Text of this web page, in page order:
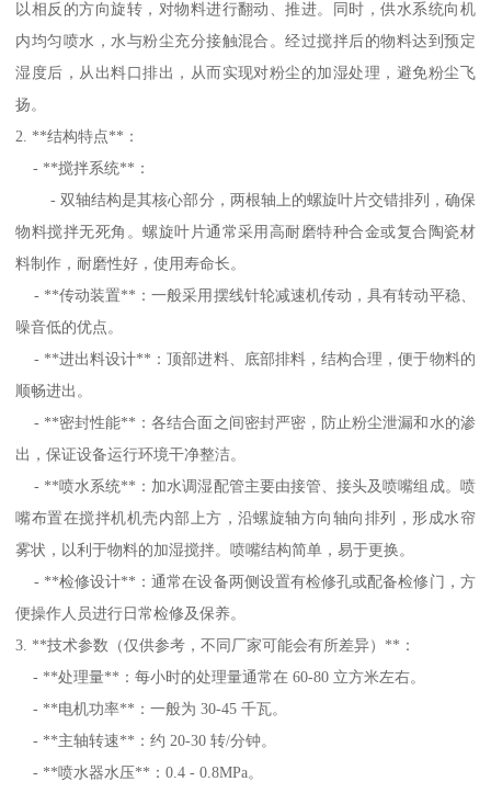
以相反的方向旋转，对物料进行翻动、推进。同时，供水系统向机
内均匀喷水，水与粉尘充分接触混合。经过搅拌后的物料达到预定
湿度后，从出料口排出，从而实现对粉尘的加湿处理，避免粉尘飞
扬。
2. **结构特点**：
- **搅拌系统**：
- 双轴结构是其核心部分，两根轴上的螺旋叶片交错排列，确保
物料搅拌无死角。螺旋叶片通常采用高耐磨特种合金或复合陶瓷材
料制作，耐磨性好，使用寿命长。
- **传动装置**：一般采用摆线针轮减速机传动，具有转动平稳、
噪音低的优点。
- **进出料设计**：顶部进料、底部排料，结构合理，便于物料的
顺畅进出。
- **密封性能**：各结合面之间密封严密，防止粉尘泄漏和水的渗
出，保证设备运行环境干净整洁。
- **喷水系统**：加水调湿配管主要由接管、接头及喷嘴组成。喷
嘴布置在搅拌机机壳内部上方，沿螺旋轴方向轴向排列，形成水帘
雾状，以利于物料的加湿搅拌。喷嘴结构简单，易于更换。
- **检修设计**：通常在设备两侧设置有检修孔或配备检修门，方
便操作人员进行日常检修及保养。
3. **技术参数（仅供参考，不同厂家可能会有所差异）**：
- **处理量**：每小时的处理量通常在 60-80 立方米左右。
- **电机功率**：一般为 30-45 千瓦。
- **主轴转速**：约 20-30 转/分钟。
- **喷水器水压**：0.4 - 0.8MPa。